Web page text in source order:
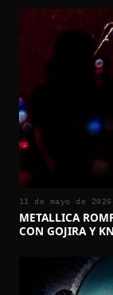
11 de mayo de 2026
METALLICA
CON GOJIRA Y